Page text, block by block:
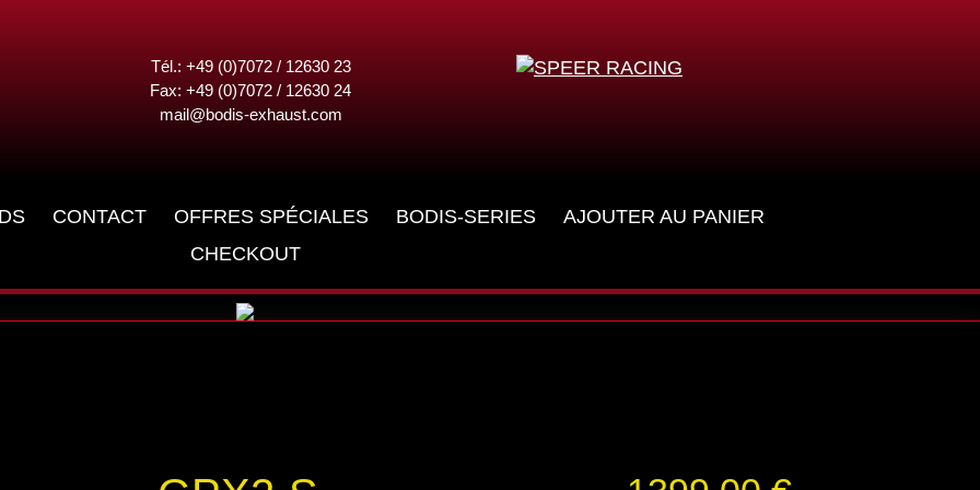
Tél.: +49 (0)7072 / 12630 23
Fax: +49 (0)7072 / 12630 24
mail@bodis-exhaust.com
CONTACT OFFRES SPÉCIALES BODIS-SERIES
AJOUTER AU PANIER
CHECKOUT